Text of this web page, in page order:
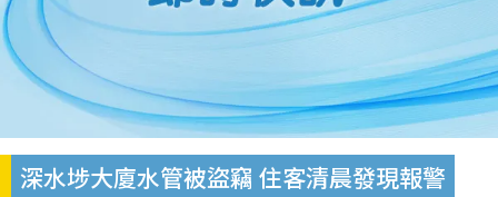
深水埗大廈水管被盜竊 住客清晨發現報警